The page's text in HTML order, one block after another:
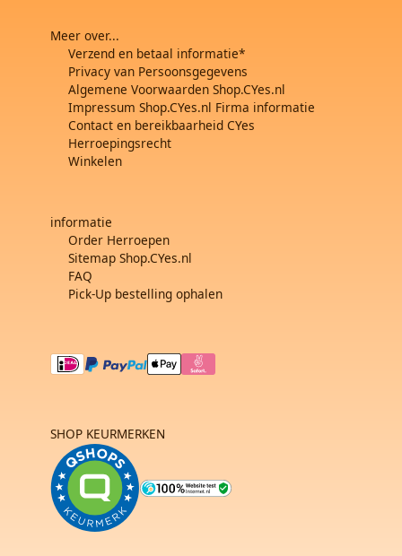
Meer over...
Verzend en betaal informatie*
Privacy van Persoonsgegevens
Algemene Voorwaarden Shop.CYes.nl
Impressum Shop.CYes.nl Firma informatie
Contact en bereikbaarheid CYes
Herroepingsrecht
Winkelen
informatie
Order Herroepen
Sitemap Shop.CYes.nl
FAQ
Pick-Up bestelling ophalen
SHOP KEURMERKEN